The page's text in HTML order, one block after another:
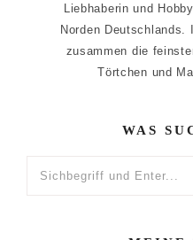
Liebhaberin und
Norden
zusammen die
Törtchen und
WAS